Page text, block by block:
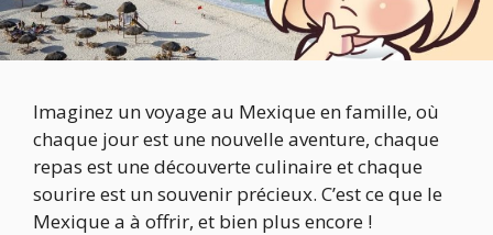
Imaginez un voyage au Mexique en famille, où
chaque jour est une nouvelle aventure, chaque
repas est une découverte culinaire et chaque
sourire est un souvenir précieux. C’est ce que le
Mexique a à offrir, et bien plus encore !